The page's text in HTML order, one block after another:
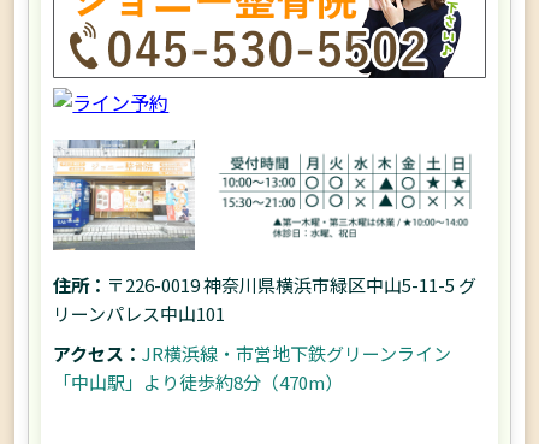
住所： 〒226-0019 神奈川県横浜市緑区中山5-11-5 グ
リーンパレス中山101
アクセス：JR横浜線・市営地下鉄グリーンライン
「中山駅」より徒歩約8分（470m）